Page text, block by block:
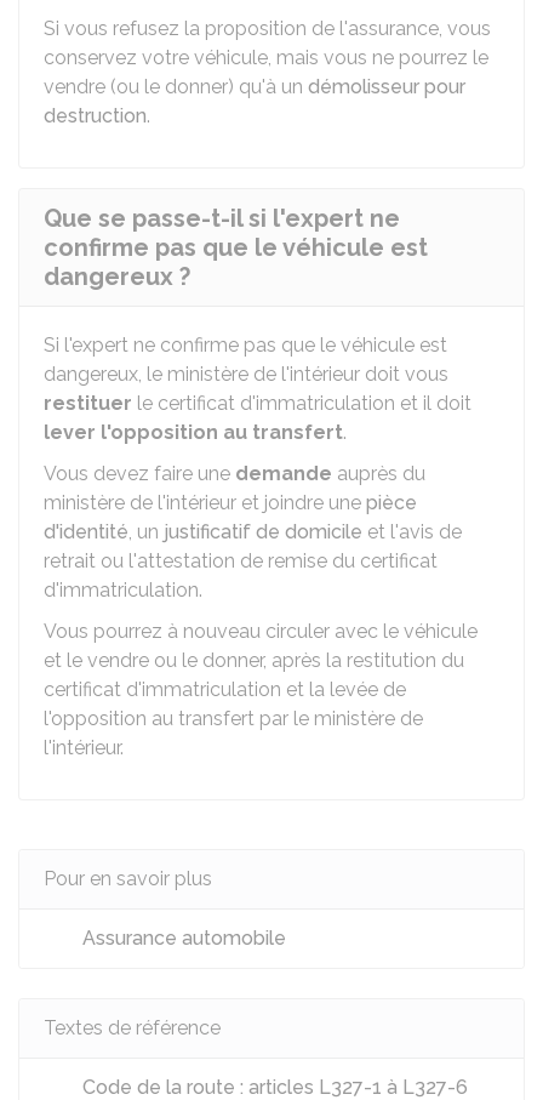
Si vous refusez la proposition de l'assurance, vous
conservez votre véhicule, mais vous ne pourrez le
vendre (ou le donner) qu'à un démolisseur pour
destruction.
Que se passe-t-il si l'expert ne
confirme pas que le véhicule est
dangereux ?
Si l'expert ne confirme pas que le véhicule est
dangereux, le ministère de l'intérieur doit vous
restituer le certificat d'immatriculation et il doit
lever l'opposition au transfert.
Vous devez faire une demande auprès du
ministère de l'intérieur et joindre une pièce
d'identité, un justificatif de domicile et l'avis de
retrait ou l'attestation de remise du certificat
d'immatriculation.
Vous pourrez à nouveau circuler avec le véhicule
et le vendre ou le donner, après la restitution du
certificat d'immatriculation et la levée de
l'opposition au transfert par le ministère de
l'intérieur.
Pour en savoir plus
Assurance automobile
Textes de référence
Code de la route : articles L327-1 à L327-6